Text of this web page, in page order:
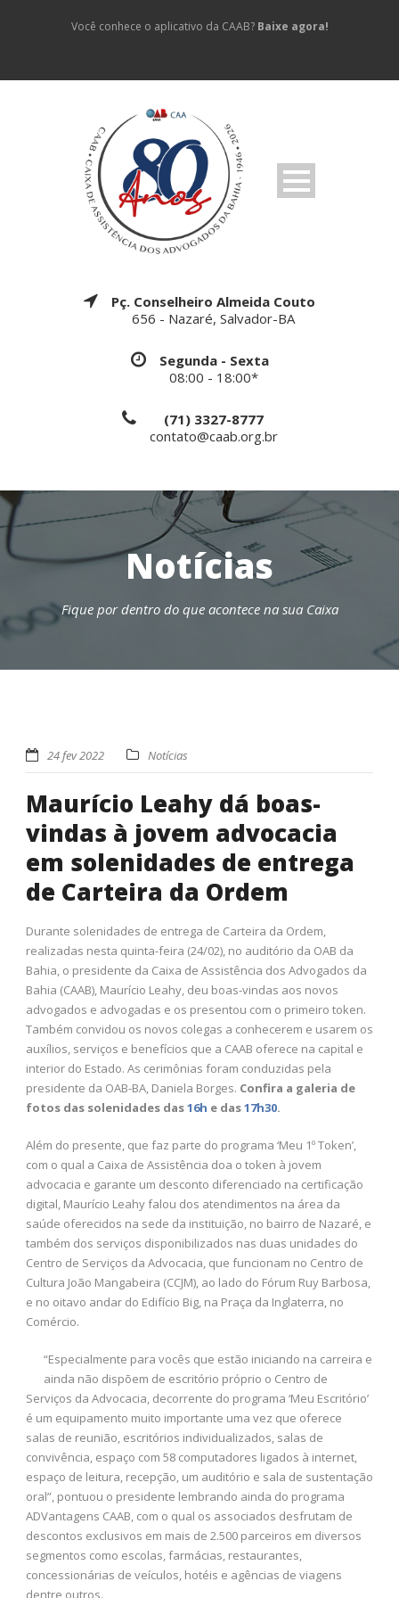
Você conhece o aplicativo da CAAB? Baixe agora!
Pç. Conselheiro Almeida Couto
656 - Nazaré, Salvador-BA
Segunda - Sexta
08:00 - 18:00*
(71) 3327-8777
contato@caab.org.br
Notícias
Fique por dentro do que acontece na sua Caixa
24 fev 2022 Notícias
Maurício Leahy dá boas-
vindas à jovem advocacia
em solenidades de entrega
de Carteira da Ordem
Durante solenidades de entrega de Carteira da Ordem,
realizadas nesta quinta-feira (24/02), no auditório da OAB da
Bahia, o presidente da Caixa de Assistência dos Advogados da
Bahia (CAAB), Maurício Leahy, deu boas-vindas aos novos
advogados e advogadas e os presentou com o primeiro token.
Também convidou os novos colegas a conhecerem e usarem os
auxílios, serviços e benefícios que a CAAB oferece na capital e
interior do Estado. As cerimônias foram conduzidas pela
presidente da OAB-BA, Daniela Borges. Confira a galeria de
fotos das solenidades das16h e das17h30.
Além do presente, que faz parte do programa ‘Meu 1º Token’,
com o qual a Caixa de Assistência doa o token à jovem
advocacia e garante um desconto diferenciado na certificação
digital, Maurício Leahy falou dos atendimentos na área da
saúde oferecidos na sede da instituição, no bairro de Nazaré, e
também dos serviços disponibilizados nas duas unidades do
Centro de Serviços da Advocacia, que funcionam no Centro de
Cultura João Mangabeira (CCJM), ao lado do Fórum Ruy Barbosa,
e no oitavo andar do Edifício Big, na Praça da Inglaterra, no
Comércio.
“Especialmente para vocês que estão iniciando na carreira e
ainda não dispõem de escritório próprio o Centro de
Serviços da Advocacia, decorrente do programa ‘Meu Escritório’
é um equipamento muito importante uma vez que oferece
salas de reunião, escritórios individualizados, salas de
convivência, espaço com 58 computadores ligados à internet,
espaço de leitura, recepção, um auditório e sala de sustentação
oral”, pontuou o presidente lembrando ainda do programa
ADVantagens CAAB, com o qual os associados desfrutam de
descontos exclusivos em mais de 2.500 parceiros em diversos
segmentos como escolas, farmácias, restaurantes,
concessionárias de veículos, hotéis e agências de viagens
dentre outros.